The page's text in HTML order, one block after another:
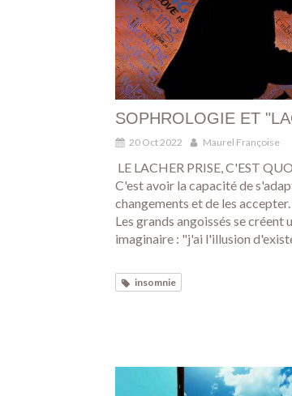
SOPHROLOGIE ET
20 Oct 2022 Maurel Françoise
LE LACHER PRISE, C'EST
C'est avoir la capacité de
changements et de les accepter.
Les grands angoissés se créent
imaginaire : "j'ai l'illusion
insomnie